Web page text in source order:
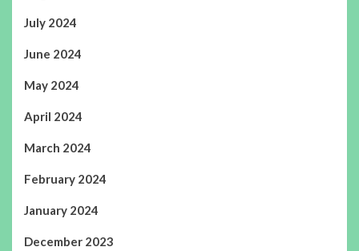
July 2024
June 2024
May 2024
April 2024
March 2024
February 2024
January 2024
December 2023